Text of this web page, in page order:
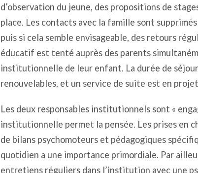
d’observation du jeune, des propositions de
place. Les contacts avec la famille sont
puis si cela semble envisageable, des retours
éducatif est tenté auprès des parents
institutionnelle de leur enfant. La durée de
renouvelables, et un service de suite est en
Les deux responsables institutionnels sont «
institutionnelle permet la pensée. Les prises en
de bilans psychomoteurs et pédagogiques
quotidien a une importance primordiale. Par
entretiens réguliers dans l’institution avec une